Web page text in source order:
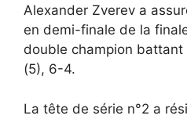
Alexander Zverev a
en demi-finale de la
double champion
(5), 6-4.
La tête de série n°2 a